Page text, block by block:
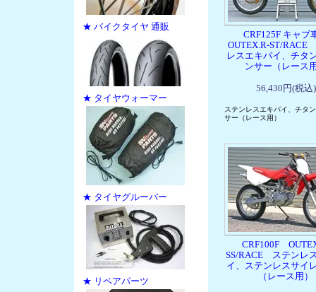
★ バイクタイヤ 通販
★ タイヤウォーマー
★ タイヤグルーバー
★ リペアパーツ
CRF125F キャ
OUTEX.R-ST/RACE
レスエキパイ、チタ
ンサー（レース
56,430円(税込)
ステンレスエキパイ、チタ
サー（レース用）
CRF100F
SS/RACE ステンレ
イ、ステンレスサイ
（レース用）